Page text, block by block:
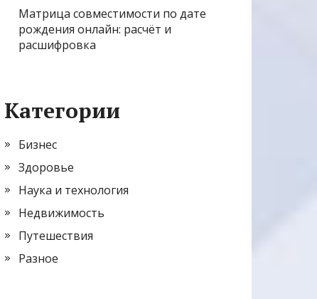
Матрица совместимости по дате
рождения онлайн: расчёт и
расшифровка
Категории
Бизнес
Здоровье
Наука и технология
Недвижимость
Путешествия
Разное